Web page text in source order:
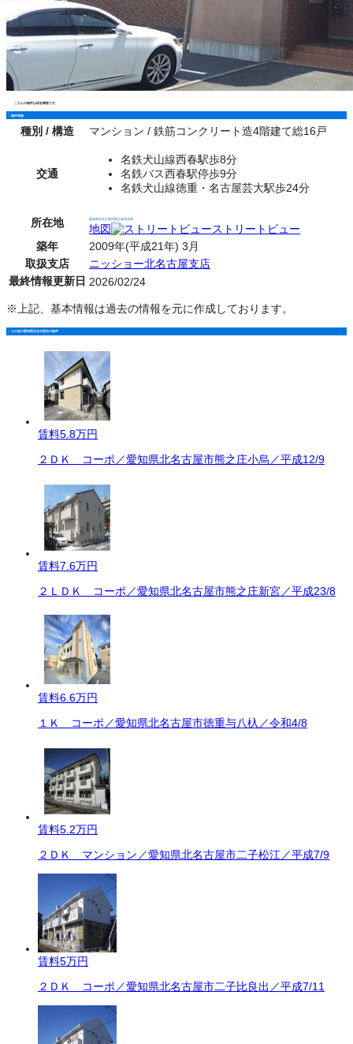
こちらの物件は現在満室です。
物件情報
種別 / 構造 マンション / 鉄筋コンクリート造4階建て総16戸
交通
名鉄犬山線西春駅歩8分
名鉄バス西春駅停歩9分
名鉄犬山線徳重・名古屋芸大駅歩24分
所在地 愛知県北名古屋市西之保清水田
地図
ストリートビュー
築年
2009年(平成21年) 3月
取扱支店
ニッショー北名古屋支店
最終情報更新日 2026/02/24
※上記、基本情報は過去の情報を元に作成しております。
その他の愛知県北名古屋市の物件
賃料5.8万円
２ＤＫ コーポ／愛知県北名古屋市熊之庄小烏／平成12/9
賃料7.6万円
２ＬＤＫ コーポ／愛知県北名古屋市熊之庄新宮／平成23/8
賃料6.6万円
１Ｋ コーポ／愛知県北名古屋市徳重与八杁／令和4/8
賃料5.2万円
２ＤＫ マンション／愛知県北名古屋市二子松江／平成7/9
賃料5万円
２ＤＫ コーポ／愛知県北名古屋市二子比良出／平成7/11